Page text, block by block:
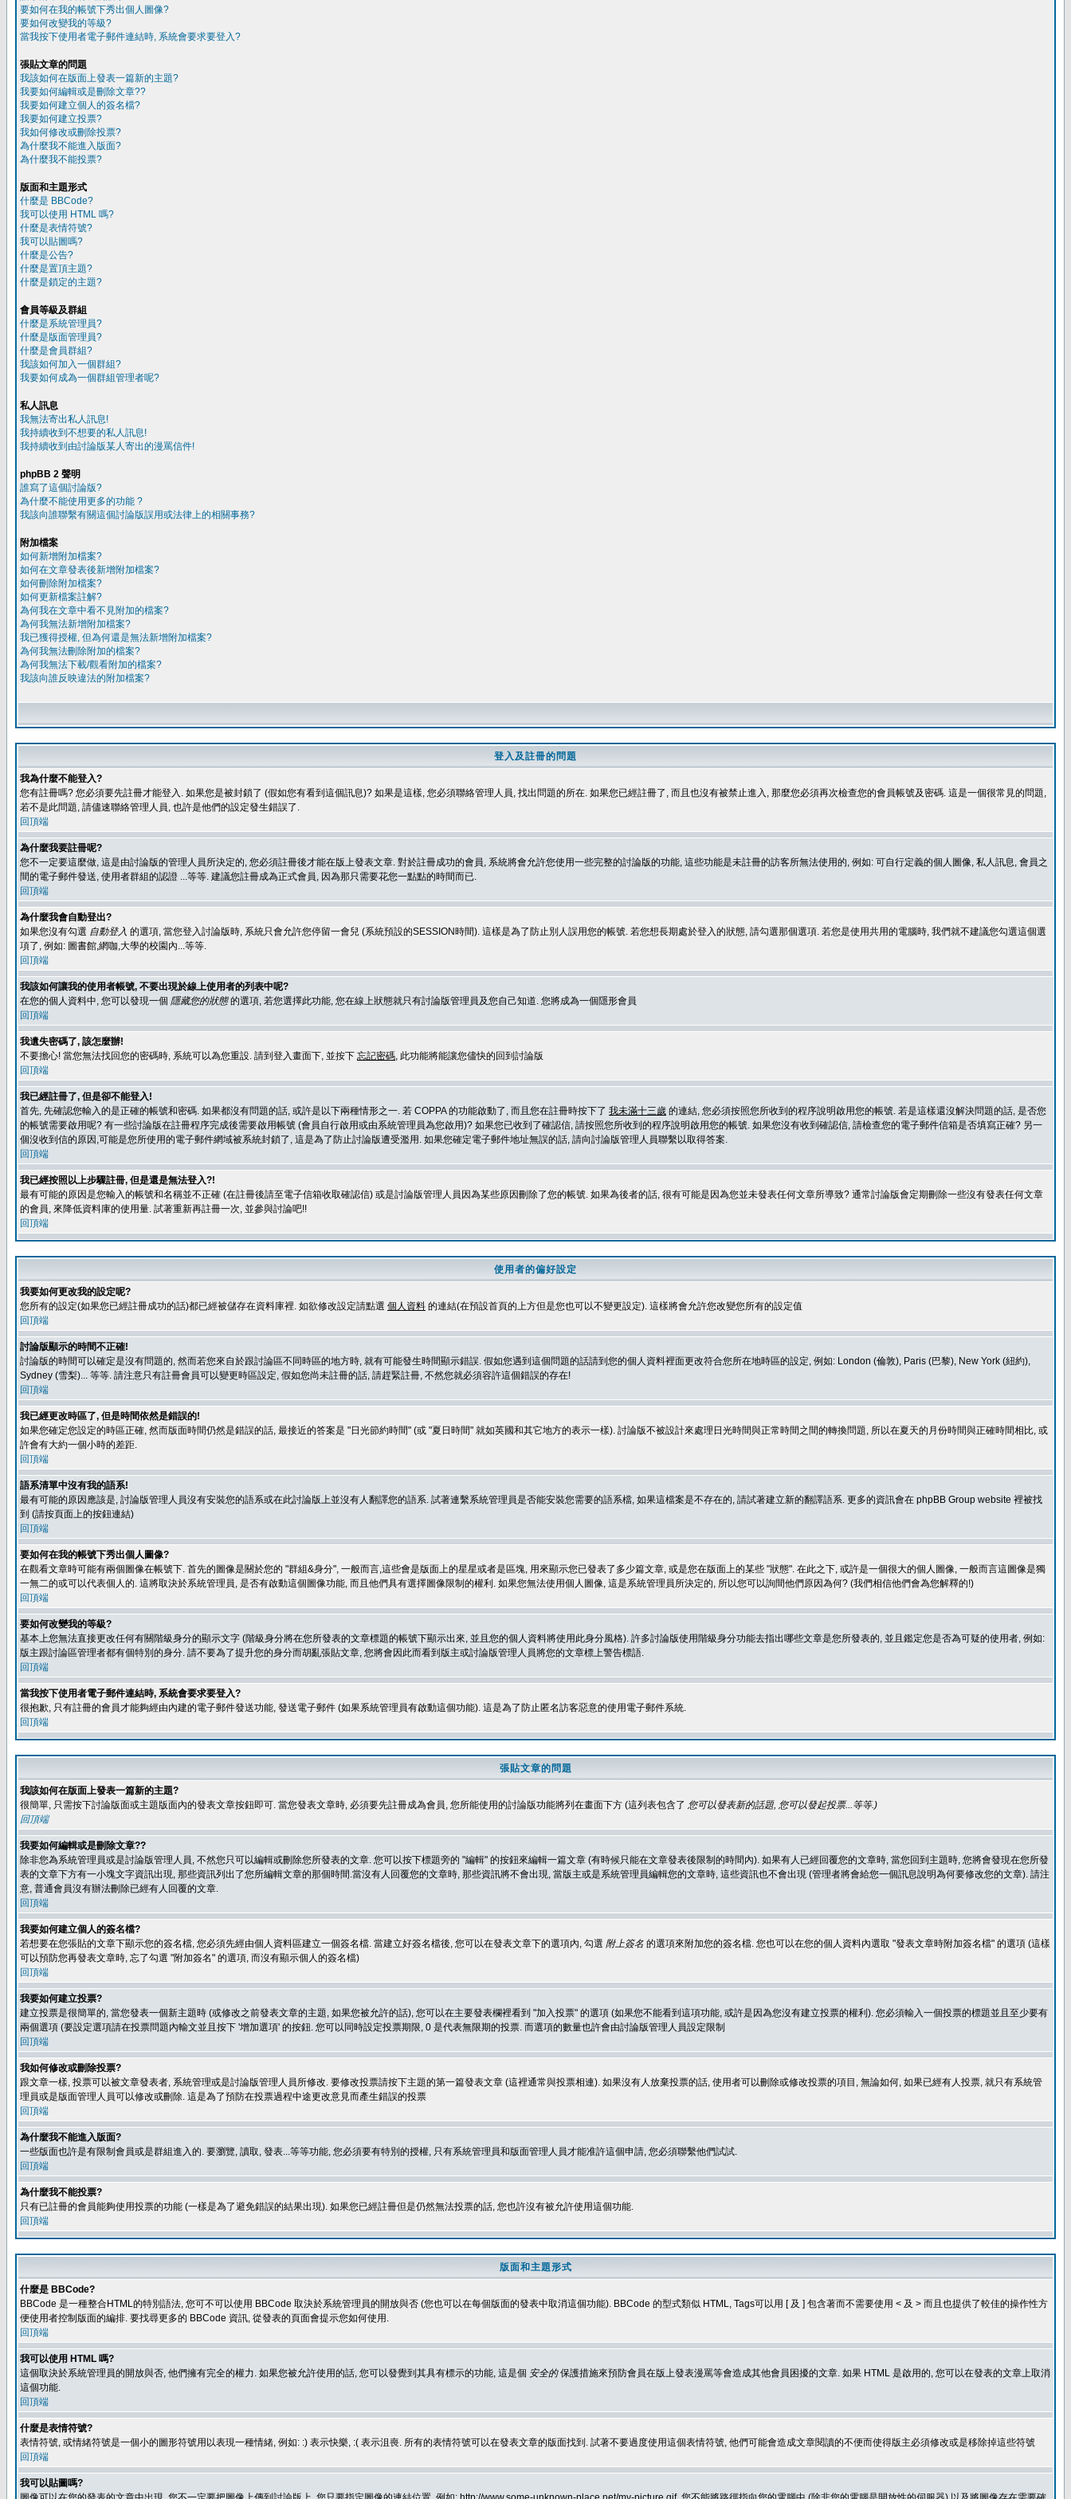
要如何在我的帳號下秀出個人圖像?
要如何改變我的等級?
當我按下使用者電子郵件連結時, 系統會要求要登入?
張貼文章的問題
我該如何在版面上發表一篇新的主題?
我要如何編輯或是刪除文章??
我要如何建立個人的簽名檔?
我要如何建立投票?
我如何修改或刪除投票?
為什麼我不能進入版面?
為什麼我不能投票?
版面和主題形式
什麼是 BBCode?
我可以使用 HTML 嗎?
什麼是表情符號?
我可以貼圖嗎?
什麼是公告?
什麼是置頂主題?
什麼是鎖定的主題?
會員等級及群組
什麼是系統管理員?
什麼是版面管理員?
什麼是會員群組?
我該如何加入一個群組?
我要如何成為一個群組管理者呢?
私人訊息
我無法寄出私人訊息!
我持續收到不想要的私人訊息!
我持續收到由討論版某人寄出的漫罵信件!
phpBB 2 聲明
誰寫了這個討論版?
為什麼不能使用更多的功能 ?
我該向誰聯繫有關這個討論版誤用或法律上的相關事務?
附加檔案
如何新增附加檔案?
如何在文章發表後新增附加檔案?
如何刪除附加檔案?
如何更新檔案註解?
為何我在文章中看不見附加的檔案?
為何我無法新增附加檔案?
我已獲得授權, 但為何還是無法新增附加檔案?
為何我無法刪除附加的檔案?
為何我無法下載/觀看附加的檔案?
我該向誰反映違法的附加檔案?
登入及註冊的問題
我為什麼不能登入?
您有註冊嗎? 您必須要先註冊才能登入. 如果您是被封鎖了 (假如您有看到這個訊息)? 如果是這樣, 您必須聯絡管理人員, 找出問題的所在. 如果您已經註冊了, 而且也沒有被禁止進入, 那麼您必須再次檢查您的會員帳號及密碼. 這是一個很常見的問題,
若不是此問題, 請儘速聯絡管理人員, 也許是他們的設定發生錯誤了.
回頂端
為什麼我要註冊呢?
您不一定要這麼做, 這是由討論版的管理人員所決定的, 您必須註冊後才能在版上發表文章. 對於註冊成功的會員, 系統將會允許您使用一些完整的討論版的功能, 這些功能是未註冊的訪客所無法使用的, 例如: 可自行定義的個人圖像, 私人訊息, 會員之
間的電子郵件發送, 使用者群組的認證 ...等等. 建議您註冊成為正式會員, 因為那只需要花您一點點的時間而已.
回頂端
為什麼我會自動登出?
如果您沒有勾選 自動登入 的選項, 當您登入討論版時, 系統只會允許您停留一會兒 (系統預設的SESSION時間). 這樣是為了防止別人誤用您的帳號. 若您想長期處於登入的狀態, 請勾選那個選項. 若您是使用共用的電腦時, 我們就不建議您勾選這個選
項了, 例如: 圖書館,網咖,大學的校園內...等等.
回頂端
我該如何讓我的使用者帳號, 不要出現於線上使用者的列表中呢?
在您的個人資料中, 您可以發現一個 隱藏您的狀態的選項, 若您選擇此功能, 您在線上狀態就只有討論版管理員及您自己知道. 您將成為一個隱形會員
回頂端
我遺失密碼了, 該怎麼辦!
不要擔心! 當您無法找回您的密碼時, 系統可以為您重設. 請到登入畫面下, 並按下 忘記密碼, 此功能將能讓您儘快的回到討論版
回頂端
我已經註冊了, 但是卻不能登入!
首先, 先確認您輸入的是正確的帳號和密碼. 如果都沒有問題的話, 或許是以下兩種情形之一. 若 COPPA 的功能啟動了, 而且您在註冊時按下了 我未滿十三歲 的連結, 您必須按照您所收到的程序說明啟用您的帳號. 若是這樣還沒解決問題的話, 是否您
的帳號需要啟用呢? 有一些討論版在註冊程序完成後需要啟用帳號 (會員自行啟用或由系統管理員為您啟用)? 如果您已收到了確認信, 請按照您所收到的程序說明啟用您的帳號. 如果您沒有收到確認信, 請檢查您的電子郵件信箱是否填寫正確? 另一
個沒收到信的原因,可能是您所使用的電子郵件網域被系統封鎖了, 這是為了防止討論版遭受濫用. 如果您確定電子郵件地址無誤的話, 請向討論版管理人員聯繫以取得答案.
回頂端
我已經按照以上步驟註冊, 但是還是無法登入?!
最有可能的原因是您輸入的帳號和名稱並不正確 (在註冊後請至電子信箱收取確認信) 或是討論版管理人員因為某些原因刪除了您的帳號. 如果為後者的話, 很有可能是因為您並未發表任何文章所導致? 通常討論版會定期刪除一些沒有發表任何文章
的會員, 來降低資料庫的使用量. 試著重新再註冊一次, 並參與討論吧!!
回頂端
使用者的偏好設定
我要如何更改我的設定呢?
您所有的設定(如果您已經註冊成功的話)都已經被儲存在資料庫裡. 如欲修改設定請點選 個人資料 的連結(在預設首頁的上方但是您也可以不變更設定). 這樣將會允許您改變您所有的設定值
回頂端
討論版顯示的時間不正確!
討論版的時間可以確定是沒有問題的, 然而若您來自於跟討論區不同時區的地方時, 就有可能發生時間顯示錯誤. 假如您遇到這個問題的話請到您的個人資料裡面更改符合您所在地時區的設定, 例如: London (倫敦), Paris (巴黎), New York (紐約),
Sydney (雪梨)... 等等. 請注意只有註冊會員可以變更時區設定, 假如您尚未註冊的話, 請趕緊註冊, 不然您就必須容許這個錯誤的存在!
回頂端
我已經更改時區了, 但是時間依然是錯誤的!
如果您確定您設定的時區正確, 然而版面時間仍然是錯誤的話, 最接近的答案是 "日光節約時間" (或 "夏日時間" 就如英國和其它地方的表示一樣). 討論版不被設計來處理日光時間與正常時間之間的轉換問題, 所以在夏天的月份時間與正確時間相比, 或
許會有大約一個小時的差距.
回頂端
語系清單中沒有我的語系!
最有可能的原因應該是, 討論版管理人員沒有安裝您的語系或在此討論版上並沒有人翻譯您的語系. 試著連繫系統管理員是否能安裝您需要的語系檔, 如果這檔案是不存在的, 請試著建立新的翻譯語系. 更多的資訊會在 phpBB Group website 裡被找
到 (請按頁面上的按鈕連結)
回頂端
要如何在我的帳號下秀出個人圖像?
在觀看文章時可能有兩個圖像在帳號下. 首先的圖像是關於您的 "群組&身分", 一般而言,這些會是版面上的星星或者是區塊, 用來顯示您已發表了多少篇文章, 或是您在版面上的某些 "狀態". 在此之下, 或許是一個很大的個人圖像, 一般而言這圖像是獨
一無二的或可以代表個人的. 這將取決於系統管理員, 是否有啟動這個圖像功能, 而且他們具有選擇圖像限制的權利. 如果您無法使用個人圖像, 這是系統管理員所決定的, 所以您可以詢間他們原因為何? (我們相信他們會為您解釋的!)
回頂端
要如何改變我的等級?
基本上您無法直接更改任何有關階級身分的顯示文字 (階級身分將在您所發表的文章標題的帳號下顯示出來, 並且您的個人資料將使用此身分風格). 許多討論版使用階級身分功能去指出哪些文章是您所發表的, 並且鑑定您是否為可疑的使用者, 例如:
版主跟討論區管理者都有個特別的身分. 請不要為了提升您的身分而胡亂張貼文章, 您將會因此而看到版主或討論版管理人員將您的文章標上警告標語.
回頂端
當我按下使用者電子郵件連結時, 系統會要求要登入?
很抱歉, 只有註冊的會員才能夠經由內建的電子郵件發送功能, 發送電子郵件 (如果系統管理員有啟動這個功能). 這是為了防止匿名訪客惡意的使用電子郵件系統.
回頂端
張貼文章的問題
我該如何在版面上發表一篇新的主題?
很簡單, 只需按下討論版面或主題版面內的發表文章按鈕即可. 當您發表文章時, 必須要先註冊成為會員, 您所能使用的討論版功能將列在畫面下方 (這列表包含了 您可以發表新的話題, 您可以發起投票...等等.)
回頂端
我要如何編輯或是刪除文章??
除非您為系統管理員或是討論版管理人員, 不然您只可以編輯或刪除您所發表的文章. 您可以按下標題旁的 "編輯" 的按鈕來編輯一篇文章 (有時候只能在文章發表後限制的時間內). 如果有人已經回覆您的文章時, 當您回到主題時, 您將會發現在您所發
表的文章下方有一小塊文字資訊出現, 那些資訊列出了您所編輯文章的那個時間.當沒有人回覆您的文章時, 那些資訊將不會出現, 當版主或是系統管理員編輯您的文章時, 這些資訊也不會出現 (管理者將會給您一個訊息說明為何要修改您的文章). 請注
意, 普通會員沒有辦法刪除已經有人回覆的文章.
回頂端
我要如何建立個人的簽名檔?
若想要在您張貼的文章下顯示您的簽名檔, 您必須先經由個人資料區建立一個簽名檔. 當建立好簽名檔後, 您可以在發表文章下的選項內, 勾選 附上簽名 的選項來附加您的簽名檔. 您也可以在您的個人資料內選取 "發表文章時附加簽名檔" 的選項 (這樣
可以預防您再發表文章時, 忘了勾選 "附加簽名" 的選項, 而沒有顯示個人的簽名檔)
回頂端
我要如何建立投票?
建立投票是很簡單的, 當您發表一個新主題時 (或修改之前發表文章的主題, 如果您被允許的話), 您可以在主要發表欄裡看到 "加入投票" 的選項 (如果您不能看到這項功能, 或許是因為您沒有建立投票的權利). 您必須輸入一個投票的標題並且至少要有
兩個選項 (要設定選項請在投票問題內輸文並且按下 '增加選項' 的按鈕. 您可以同時設定投票期限, 0 是代表無限期的投票. 而選項的數量也許會由討論版管理人員設定限制
回頂端
我如何修改或刪除投票?
跟文章一樣, 投票可以被文章發表者, 系統管理或是討論版管理人員所修改. 要修改投票請按下主題的第一篇發表文章 (這裡通常與投票相連). 如果沒有人放棄投票的話, 使用者可以刪除或修改投票的項目, 無論如何, 如果已經有人投票, 就只有系統管
理員或是版面管理人員可以修改或刪除. 這是為了預防在投票過程中途更改意見而產生錯誤的投票
回頂端
為什麼我不能進入版面?
一些版面也許是有限制會員或是群組進入的. 要瀏覽, 讀取, 發表...等等功能, 您必須要有特別的授權, 只有系統管理員和版面管理人員才能准許這個申請, 您必須聯繫他們試試.
回頂端
為什麼我不能投票?
只有已註冊的會員能夠使用投票的功能 (一樣是為了避免錯誤的結果出現). 如果您已經註冊但是仍然無法投票的話, 您也許沒有被允許使用這個功能.
回頂端
版面和主題形式
什麼是 BBCode?
BBCode 是一種整合HTML的特別語法, 您可不可以使用 BBCode 取決於系統管理員的開放與否 (您也可以在每個版面的發表中取消這個功能). BBCode 的型式類似 HTML, Tags可以用 [ 及 ] 包含著而不需要使用 < 及 > 而且也提供了較佳的操作性方
便使用者控制版面的編排. 要找尋更多的 BBCode 資訊, 從發表的頁面會提示您如何使用.
回頂端
我可以使用 HTML 嗎?
這個取決於系統管理員的開放與否, 他們擁有完全的權力. 如果您被允許使用的話, 您可以發覺到其具有標示的功能, 這是個 安全的保護措施來預防會員在版上發表漫罵等會造成其他會員困擾的文章. 如果 HTML 是啟用的, 您可以在發表的文章上取消
這個功能.
回頂端
什麼是表情符號?
表情符號, 或情緒符號是一個小的圖形符號用以表現一種情緒, 例如: :) 表示快樂, :( 表示沮喪. 所有的表情符號可以在發表文章的版面找到. 試著不要過度使用這個表情符號, 他們可能會造成文章閱讀的不便而使得版主必須修改或是移除掉這些符號
回頂端
我可以貼圖嗎?